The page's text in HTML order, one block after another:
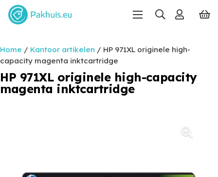
Home / Kantoor artikelen / HP 971XL originele high-
capacity magenta inktcartridge
HP 971XL originele high-capacity
magenta inktcartridge